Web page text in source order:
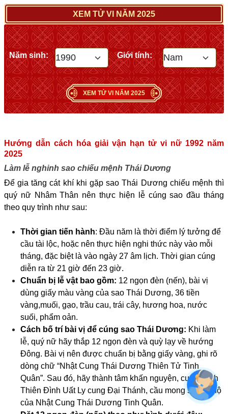
XEM TỬ VI NĂM 2025
Năm sinh: Giới tính:
XEM TỬ VI NĂM 2025
Hướng dẫn cách hóa giải vận hạn tử vi nữ 1992 năm
2025
Làm lễ nghinh sao chiếu mệnh Thái Dương
Để gia tăng cát khí khi gặp sao Thái Dương chiếu mệnh thì
quý nữ Nhâm Thân nên thực hiện lễ cúng sao đầu tháng
theo quy trình như sau:
Thời gian tiến hành: Đầu năm là thời điểm lý tưởng để
cầu tài lộc, hoặc nên thực hiện nghi thức này vào mỗi
tháng, đặc biệt là vào ngày 27 âm lịch. Thời gian cúng
diễn ra từ 21 giờ đến 23 giờ.
Chuẩn bị lễ vật bao gồm: 12 ngọn đèn (nến), bài vị
dùng giấy màu vàng của sao Thái Dương, 36 tiền
vàng,muối, gạo, trầu cau, trái cây, hương hoa, nước
suối, phẩm oản.
Cách bố trí bài vị để cúng sao Thái Dương: Khi làm
lễ, quý nữ hãy thắp 12 ngọn đèn và quỳ lạy về hướng
Đông. Bài vị nên được chuẩn bị bằng giấy vàng, ghi rõ
dòng chữ “Nhật Cung Thái Dương Thiên Tử Tinh
Quân”. Sau đó, hãy thành tâm khấn nguyện, cung thỉnh
Thiên Đình Uất Ly cung Đại Thánh, cầu mong sự gia hộ
của Nhật Cung Thái Dương Tinh Quân.